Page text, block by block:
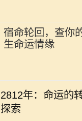
宿命轮回，查你
生命运情缘
2812年：命运的
探索
每一个人都将面临巨
的迅猛发展、环境的
方式的转变，都是影